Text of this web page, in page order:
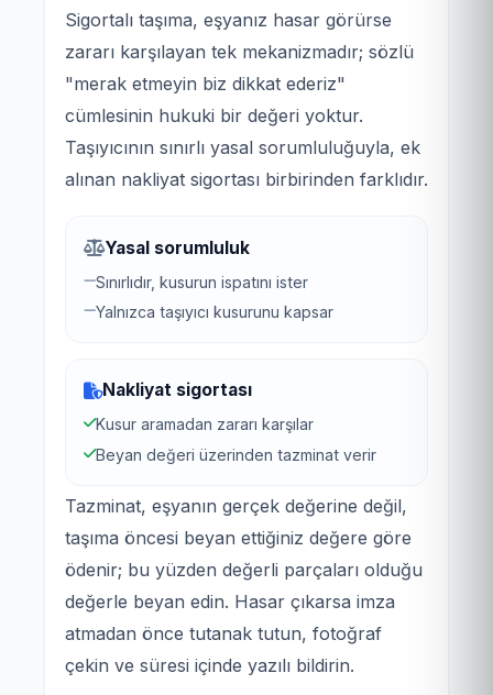
Sigortalı taşıma, eşyanız hasar görürse
zararı karşılayan tek mekanizmadır; sözlü
"merak etmeyin biz dikkat ederiz"
cümlesinin hukuki bir değeri yoktur.
Taşıyıcının sınırlı yasal sorumluluğuyla, ek
alınan nakliyat sigortası birbirinden farklıdır.
Yasal sorumluluk
Sınırlıdır, kusurun ispatını ister
Yalnızca taşıyıcı kusurunu kapsar
Nakliyat sigortası
Kusur aramadan zararı karşılar
Beyan değeri üzerinden tazminat verir
Tazminat, eşyanın gerçek değerine değil,
taşıma öncesi beyan ettiğiniz değere göre
ödenir; bu yüzden değerli parçaları olduğu
değerle beyan edin. Hasar çıkarsa imza
atmadan önce tutanak tutun, fotoğraf
çekin ve süresi içinde yazılı bildirin.